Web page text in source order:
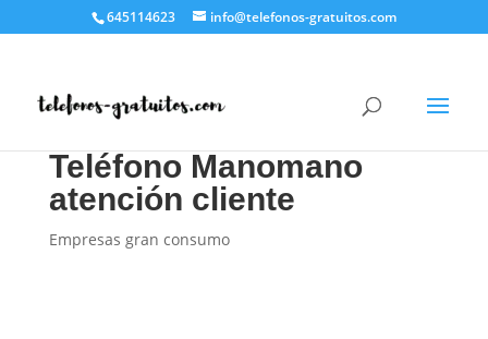
645114623 info@telefonos-gratuitos.com
Teléfono Manomano
atención cliente
Empresas gran consumo